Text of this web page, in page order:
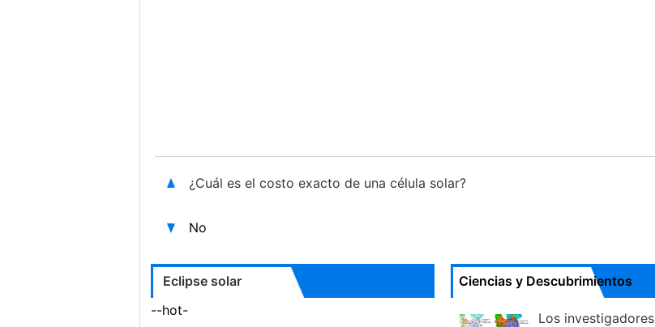
¿Cuál es el costo exacto de una célula solar?
No
Eclipse solar
--hot-
Ciencias y Descubrimientos
Los investigadores